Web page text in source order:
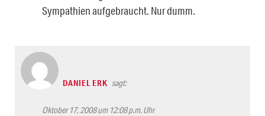
Sympathien aufgebraucht. Nur dumm.
DANIEL ERK sagt:
Oktober 17, 2008 um 12:08 p.m. Uhr